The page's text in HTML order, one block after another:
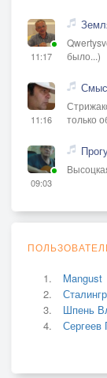
11:17
было...)
11:16
только
09:03
Mangust
Шпень
Сергеев